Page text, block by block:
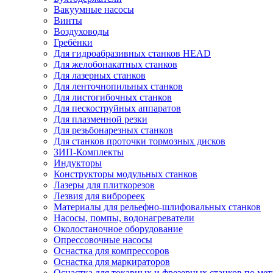
Вакуумные насосы
Винты
Воздуховоды
Гребёнки
Для гидроабразивных станков HEAD
Для желобонакатных станков
Для лазерных станков
Для ленточнопильных станков
Для листогибочных станков
Для пескоструйных аппаратов
Для плазменной резки
Для резьбонарезных станков
Для станков проточки тормозных дисков
ЗИП-Комплекты
Индукторы
Конструкторы модульных станков
Лазеры для плиткорезов
Лезвия для виброреек
Материалы для рельефно-шлифовальных станков
Насосы, помпы, водонагреватели
Околостаночное оборудование
Опрессовочные насосы
Оснастка для компрессоров
Оснастка для маркираторов